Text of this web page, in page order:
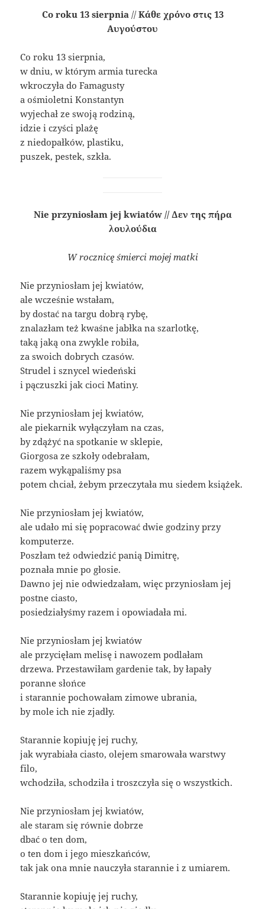
Co roku 13 sierpnia//Κάθε χρόνο στις 13
Αυγούστου
Co roku 13 sierpnia,
w dniu, w którym armia turecka
wkroczyła do Famagusty
a ośmioletni Konstantyn
wyjechał ze swoją rodziną,
idzie i czyści plażę
z niedopałków, plastiku,
puszek, pestek, szkła.
Nie przyniosłam jej kwiatów // Δεν της πήρα
λουλούδια
W rocznicę śmierci mojej matki
Nie przyniosłam jej kwiatów,
ale wcześnie wstałam,
by dostać na targu dobrą rybę,
znalazłam też kwaśne jabłka na szarlotkę,
taką jaką ona zwykle robiła,
za swoich dobrych czasów.
Strudel i sznycel wiedeński
i pączuszki jak cioci Matiny.
Nie przyniosłam jej kwiatów,
ale piekarnik wyłączyłam na czas,
by zdążyć na spotkanie w sklepie,
Giorgosa ze szkoły odebrałam,
razem wykąpaliśmy psa
potem chciał, żebym przeczytała mu siedem książek.
Nie przyniosłam jej kwiatów,
ale udało mi się popracować dwie godziny przy
komputerze.
Poszłam też odwiedzić panią Dimitrę,
poznała mnie po głosie.
Dawno jej nie odwiedzałam, więc przyniosłam jej
postne ciasto,
posiedziałyśmy razem i opowiadała mi.
Nie przyniosłam jej kwiatów
ale przycięłam melisę i nawozem podlałam
drzewa. Przestawiłam gardenie tak, by łapały
poranne słońce
i starannie pochowałam zimowe ubrania,
by mole ich nie zjadły.
Starannie kopiuję jej ruchy,
jak wyrabiała ciasto, olejem smarowała warstwy
filo,
wchodziła, schodziła i troszczyła się o wszystkich.
Nie przyniosłam jej kwiatów,
ale staram się równie dobrze
dbać o ten dom,
o ten dom i jego mieszkańców,
tak jak ona mnie nauczyła starannie i z umiarem.
Starannie kopiuję jej ruchy,